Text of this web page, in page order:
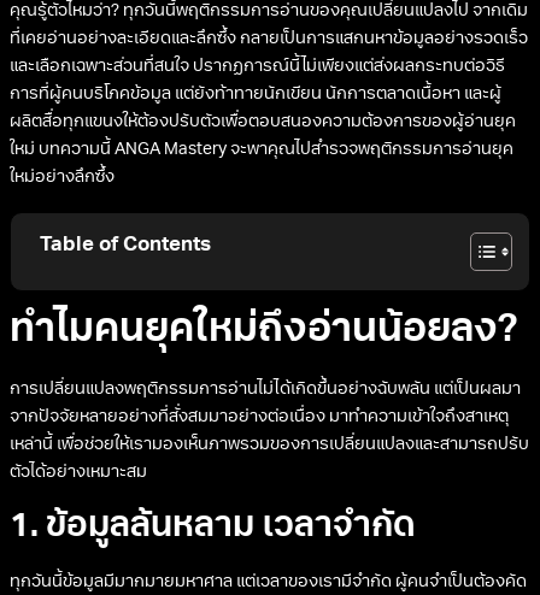
คุณรู้ตัวไหมว่า? ทุกวันนี้พฤติกรรมการอ่านของคุณเปลี่ยนแปลงไป จากเดิม
ที่เคยอ่านอย่างละเอียดและลึกซึ้ง กลายเป็นการแสกนหาข้อมูลอย่างรวดเร็ว
และเลือกเฉพาะส่วนที่สนใจ ปรากฏการณ์นี้ไม่เพียงแต่ส่งผลกระทบต่อวิธี
การที่ผู้คนบริโภคข้อมูล แต่ยังท้าทายนักเขียน นักการตลาดเนื้อหา และผู้
ผลิตสื่อทุกแขนงให้ต้องปรับตัวเพื่อตอบสนองความต้องการของผู้อ่านยุค
ใหม่ บทความนี้ ANGA Mastery จะพาคุณไปสำรวจพฤติกรรมการอ่านยุค
ใหม่อย่างลึกซึ้ง
Table of Contents
ทำไมคนยุคใหม่ถึงอ่านน้อยลง?
การเปลี่ยนแปลงพฤติกรรมการอ่านไม่ได้เกิดขึ้นอย่างฉับพลัน แต่เป็นผลมา
จากปัจจัยหลายอย่างที่สั่งสมมาอย่างต่อเนื่อง มาทำความเข้าใจถึงสาเหตุ
เหล่านี้ เพื่อช่วยให้เรามองเห็นภาพรวมของการเปลี่ยนแปลงและสามารถปรับ
ตัวได้อย่างเหมาะสม
1. ข้อมูลล้นหลาม เวลาจำกัด
ทุกวันนี้ข้อมูลมีมากมายมหาศาล แต่เวลาของเรามีจำกัด ผู้คนจำเป็นต้องคัด